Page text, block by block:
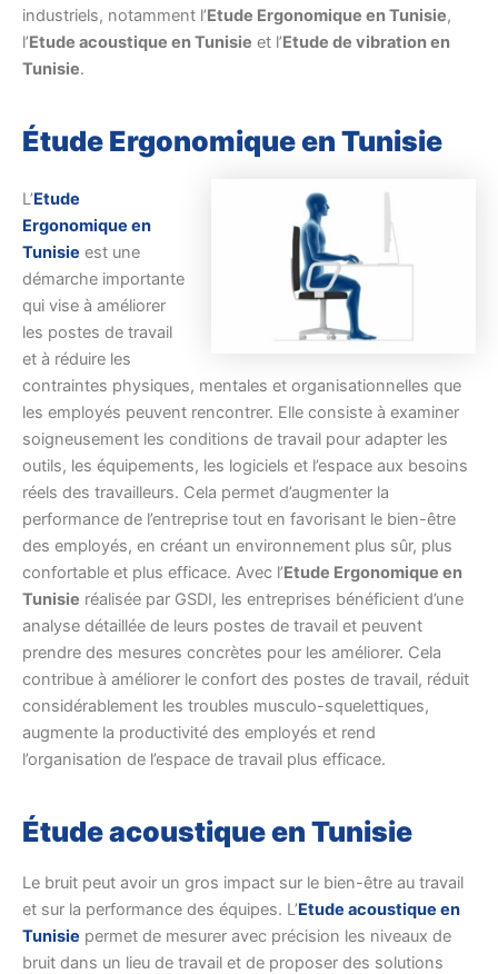
industriels, notamment l’Etude Ergonomique en Tunisie,
l’Etude acoustique en Tunisie et l’Etude de vibration en
Tunisie.
Étude Ergonomique en Tunisie
L’Etude
Ergonomique en
Tunisie est une
démarche importante
qui vise à améliorer
les postes de travail
et à réduire les
contraintes physiques, mentales et organisationnelles que
les employés peuvent rencontrer. Elle consiste à examiner
soigneusement les conditions de travail pour adapter les
outils, les équipements, les logiciels et l’espace aux besoins
réels des travailleurs. Cela permet d’augmenter la
performance de l’entreprise tout en favorisant le bien-être
des employés, en créant un environnement plus sûr, plus
confortable et plus efficace. Avec l’Etude Ergonomique en
Tunisie réalisée par GSDI, les entreprises bénéficient d’une
analyse détaillée de leurs postes de travail et peuvent
prendre des mesures concrètes pour les améliorer. Cela
contribue à améliorer le confort des postes de travail, réduit
considérablement les troubles musculo-squelettiques,
augmente la productivité des employés et rend
l’organisation de l’espace de travail plus efficace.
Étude acoustique en Tunisie
Le bruit peut avoir un gros impact sur le bien-être au travail
et sur la performance des équipes. L’Etude acoustique en
Tunisie permet de mesurer avec précision les niveaux de
bruit dans un lieu de travail et de proposer des solutions